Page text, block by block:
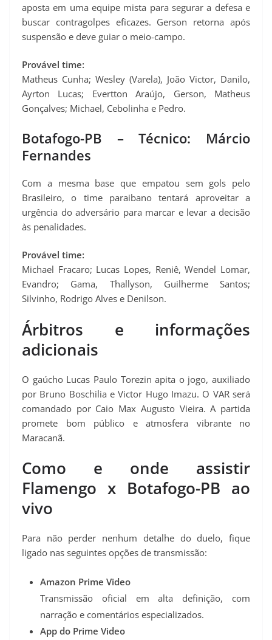
aposta em uma equipe mista para segurar a defesa e
buscar contragolpes eficazes. Gerson retorna após
suspensão e deve guiar o meio-campo.
Provável time:
Matheus Cunha; Wesley (Varela), João Victor, Danilo,
Ayrton Lucas; Evertton Araújo, Gerson, Matheus
Gonçalves; Michael, Cebolinha e Pedro.
Botafogo-PB – Técnico: Márcio
Fernandes
Com a mesma base que empatou sem gols pelo
Brasileiro, o time paraibano tentará aproveitar a
urgência do adversário para marcar e levar a decisão
às penalidades.
Provável time:
Michael Fracaro; Lucas Lopes, Reniê, Wendel Lomar,
Evandro; Gama, Thallyson, Guilherme Santos;
Silvinho, Rodrigo Alves e Denilson.
Árbitros e informações
adicionais
O gaúcho Lucas Paulo Torezin apita o jogo, auxiliado
por Bruno Boschilia e Victor Hugo Imazu. O VAR será
comandado por Caio Max Augusto Vieira. A partida
promete bom público e atmosfera vibrante no
Maracanã.
Como e onde assistir
Flamengo x Botafogo-PB ao
vivo
Para não perder nenhum detalhe do duelo, fique
ligado nas seguintes opções de transmissão:
Amazon Prime Video
Transmissão oficial em alta definição, com
narração e comentários especializados.
App do Prime Video